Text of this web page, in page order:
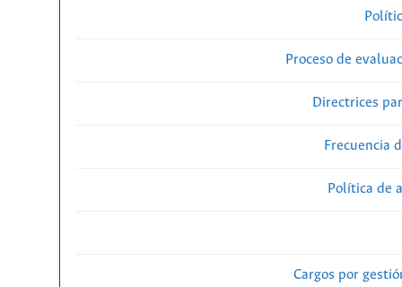
Proceso de
Directrices
Frecuencia
Política de
Cargos por